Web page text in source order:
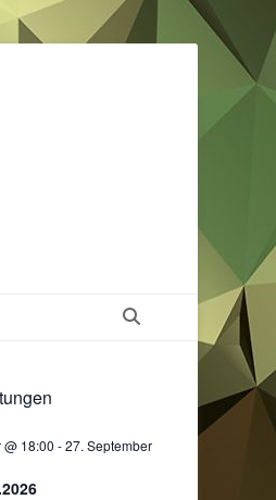
Suchen
18:00 -27. September